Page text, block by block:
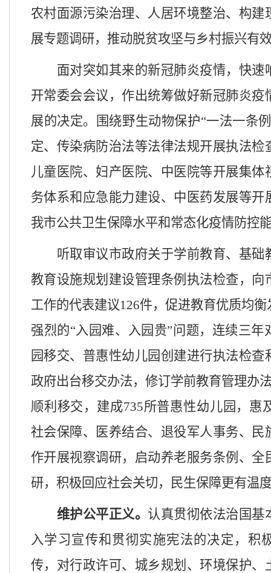
农村面源污染治理、人居环境整治、构建
展专题调研，推动脱贫攻坚与乡村振兴有
面对突如其来的新冠肺炎疫情， 快速
开常委会会议，作出统筹做好新冠肺炎疫
展的决定。围绕野生动物保护“一法一条
定、传染病防治法等法律法规开展执法检
儿童医院、妇产医院、中医院等开展集体
务体系和应急能力建设、中医药发展等开
我市公共卫生保障水平和常态化疫情防控
听取审议市政府关于学前教育、基础
教育设施规划建设管理条例执法检查，向
工作的代表建议126件，促进教育优质均
强烈的“入园难、入园贵”问题，连续三年
园移交、普惠性幼儿园创建进行执法检查
政府出台移交办法，修订学前教育管理办
顺利移交，建成735所普惠性幼儿园，惠
社会保障、医养结合、退役军人事务、民
作开展视察调研，启动养老服务条例、全
研，积极回应社会关切，民生保障更有温
维护公平正义。 认真贯彻依法治国基
入学习宣传和贯彻实施宪法的决定，积
传，对行政许可、城乡规划、环境保护、